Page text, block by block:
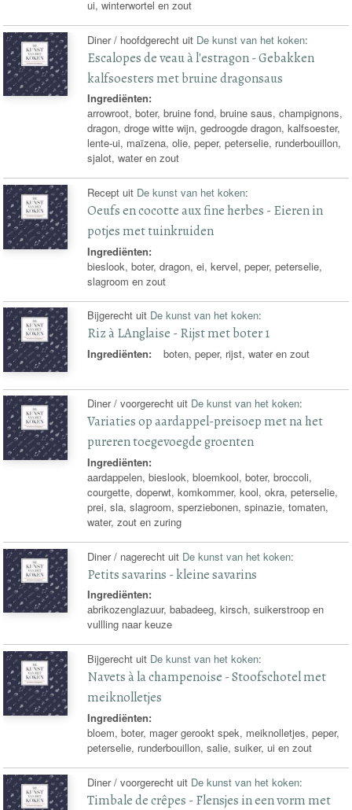
ui, winterwortel en zout
Diner / hoofdgerecht uit De kunst van het koken:
Escalopes de veau à l'estragon - Gebakken
kalfsoesters met bruine dragonsaus
Ingrediënten:
arrowroot, boter, bruine fond, bruine saus, champignons,
dragon, droge witte wijn, gedroogde dragon, kalfsoester,
lente-ui, maïzena, olie, peper, peterselie, runderbouillon,
sjalot, water en zout
Recept uit De kunst van het koken:
Oeufs en cocotte aux fine herbes - Eieren in
potjes met tuinkruiden
Ingrediënten:
bieslook, boter, dragon, ei, kervel, peper, peterselie,
slagroom en zout
Bijgerecht uit De kunst van het koken:
Riz à LAnglaise - Rijst met boter 1
Ingrediënten: boten, peper, rijst, water en zout
Diner / voorgerecht uit De kunst van het koken:
Variaties op aardappel-preisoep met na het
pureren toegevoegde groenten
Ingrediënten:
aardappelen, bieslook, bloemkool, boter, broccoli,
courgette, doperwt, komkommer, kool, okra, peterselie,
prei, sla, slagroom, sperziebonen, spinazie, tomaten,
water, zout en zuring
Diner / nagerecht uit De kunst van het koken:
Petits savarins - kleine savarins
Ingrediënten:
abrikozenglazuur, babadeeg, kirsch, suikerstroop en
vullling naar keuze
Bijgerecht uit De kunst van het koken:
Navets à la champenoise - Stoofschotel met
meiknolletjes
Ingrediënten:
bloem, boter, mager gerookt spek, meiknolletjes, peper,
peterselie, runderbouillon, salie, suiker, ui en zout
Diner / voorgerecht uit De kunst van het koken:
Timbale de crêpes - Flensjes in een vorm met